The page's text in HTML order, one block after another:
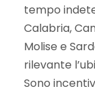
tempo
Calabria,
Molise e
rilevante
Sono